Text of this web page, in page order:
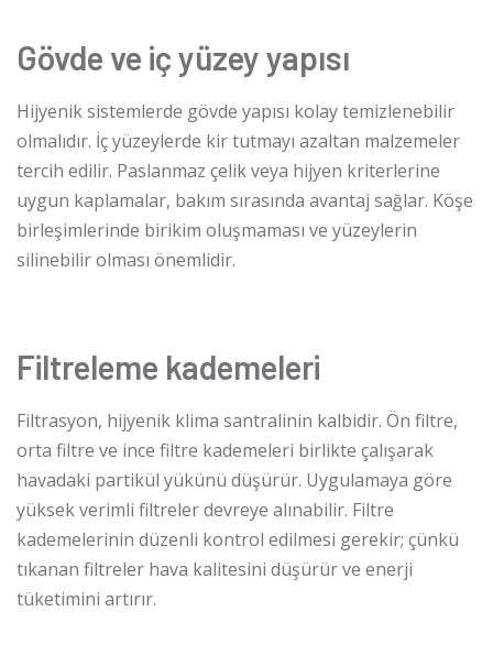
Gövde ve iç yüzey yapısı
Hijyenik sistemlerde gövde yapısı kolay temizlenebilir
olmalıdır. İç yüzeylerde kir tutmayı azaltan malzemeler
tercih edilir. Paslanmaz çelik veya hijyen kriterlerine
uygun kaplamalar, bakım sırasında avantaj sağlar. Köşe
birleşimlerinde birikim oluşmaması ve yüzeylerin
silinebilir olması önemlidir.
Filtreleme kademeleri
Filtrasyon, hijyenik klima santralinin kalbidir. Ön filtre,
orta filtre ve ince filtre kademeleri birlikte çalışarak
havadaki partikül yükünü düşürür. Uygulamaya göre
yüksek verimli filtreler devreye alınabilir. Filtre
kademelerinin düzenli kontrol edilmesi gerekir; çünkü
tıkanan filtreler hava kalitesini düşürür ve enerji
tüketimini artırır.